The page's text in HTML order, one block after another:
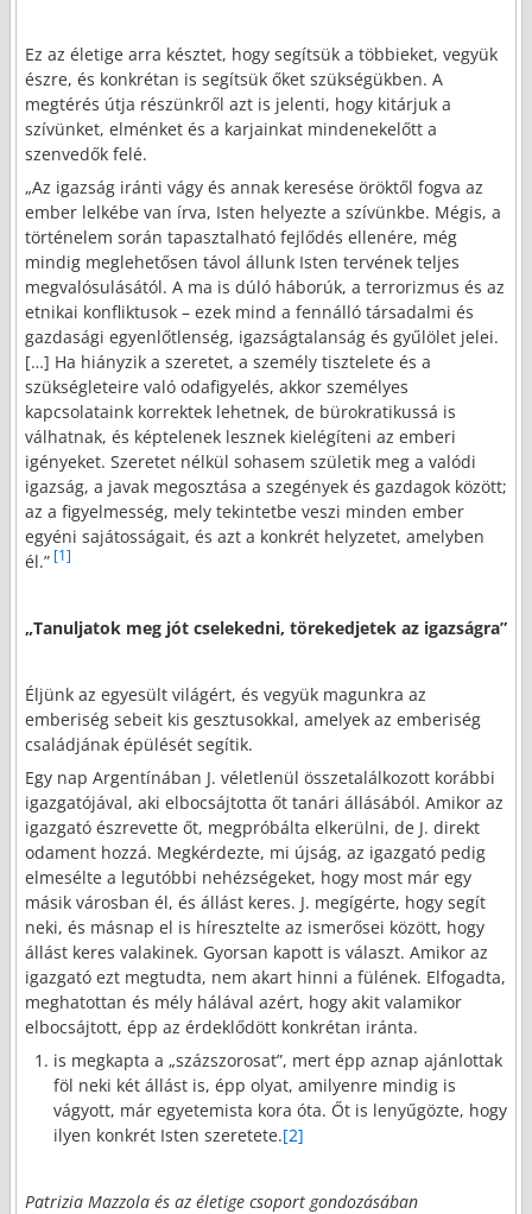
Ez az életige arra késztet, hogy segítsük a többieket, vegyük
észre, és konkrétan is segítsük őket szükségükben. A
megtérés útja részünkről azt is jelenti, hogy kitárjuk a
szívünket, elménket és a karjainkat mindenekelőtt a
szenvedők felé.
„Az igazság iránti vágy és annak keresése öröktől fogva az
ember lelkébe van írva, Isten helyezte a szívünkbe. Mégis, a
történelem során tapasztalható fejlődés ellenére, még
mindig meglehetősen távol állunk Isten tervének teljes
megvalósulásától. A ma is dúló háborúk, a terrorizmus és az
etnikai konfliktusok – ezek mind a fennálló társadalmi és
gazdasági egyenlőtlenség, igazságtalanság és gyűlölet jelei.
[…] Ha hiányzik a szeretet, a személy tisztelete és a
szükségleteire való odafigyelés, akkor személyes
kapcsolataink korrektek lehetnek, de bürokratikussá is
válhatnak, és képtelenek lesznek kielégíteni az emberi
igényeket. Szeretet nélkül sohasem születik meg a valódi
igazság, a javak megosztása a szegények és gazdagok között;
az a figyelmesség, mely tekintetbe veszi minden ember
egyéni sajátosságait, és azt a konkrét helyzetet, amelyben
él.” [1]
„Tanuljatok meg jót cselekedni, törekedjetek az igazságra”
Éljünk az egyesült világért, és vegyük magunkra az
emberiség sebeit kis gesztusokkal, amelyek az emberiség
családjának épülését segítik.
Egy nap Argentínában J. véletlenül összetalálkozott korábbi
igazgatójával, aki elbocsájtotta őt tanári állásából. Amikor az
igazgató észrevette őt, megpróbálta elkerülni, de J. direkt
odament hozzá. Megkérdezte, mi újság, az igazgató pedig
elmesélte a legutóbbi nehézségeket, hogy most már egy
másik városban él, és állást keres. J. megígérte, hogy segít
neki, és másnap el is híresztelte az ismerősei között, hogy
állást keres valakinek. Gyorsan kapott is választ. Amikor az
igazgató ezt megtudta, nem akart hinni a fülének. Elfogadta,
meghatottan és mély hálával azért, hogy akit valamikor
elbocsájtott, épp az érdeklődött konkrétan iránta.
is megkapta a „százszorosat”, mert épp aznap ajánlottak
föl neki két állást is, épp olyat, amilyenre mindig is
vágyott, már egyetemista kora óta. Őt is lenyűgözte, hogy
ilyen konkrét Isten szeretete.[2]
Patrizia Mazzola és az életige csoport gondozásában